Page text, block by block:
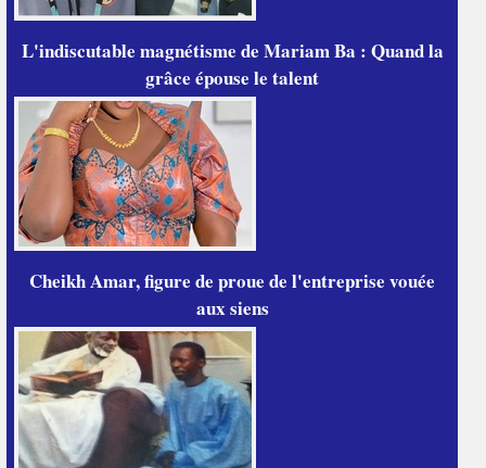
L'indiscutable magnétisme de Mariam Ba : Quand la
grâce épouse le talent
Cheikh Amar, figure de proue de l'entreprise vouée
aux siens